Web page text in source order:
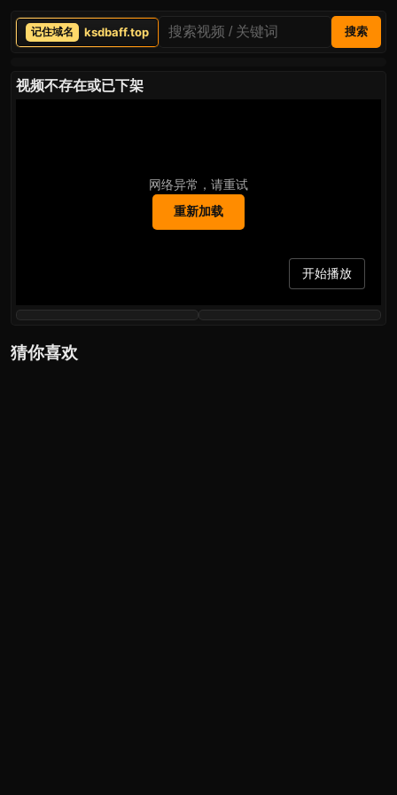
ksdbaff.top 搜索
视频不存在或已下架
网络异常，请重试
重新加载
开始播放
猜你喜欢